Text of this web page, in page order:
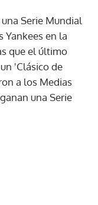
Serie Mundial
Yankees en la
que el último
'Clásico de
a los Medias
una Serie